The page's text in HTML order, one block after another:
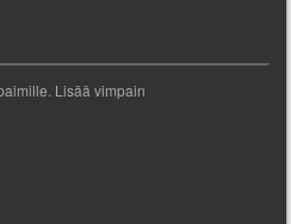
Lisää vimpain